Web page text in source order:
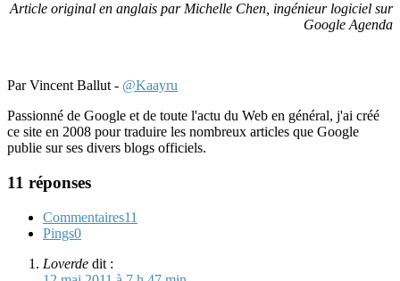
Article original en anglais par Michelle Chen, ingénieur logiciel sur
Google Agenda
Par Vincent Ballut - @Kaayru
Passionné de Google et de toute l'actu du Web en général, j'ai créé
ce site en 2008 pour traduire les nombreux articles que Google
publie sur ses divers blogs officiels.
11 réponses
Commentaires11
Pings0
Loverde dit :